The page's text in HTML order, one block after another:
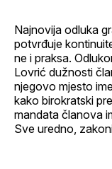
Najnovija odluka
potvrđuje
ne i praksa.
Lovrić dužnosti
njegovo mjesto
kako birokratski
mandata članova
Sve uredno,